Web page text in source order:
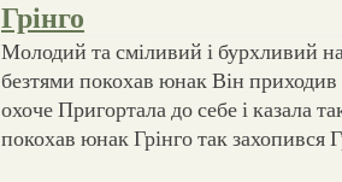
Грінго
Молодий та сміливий і бурхливий
безтями покохав юнак Він
охоче Пригортала до себе і казала
покохав юнак Грінго так захопився